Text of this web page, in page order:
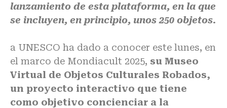
lanzamiento de esta plataforma, en la que
se incluyen, en principio, unos 250 objetos.
a UNESCO ha dado a conocer este lunes, en
el marco de Mondiacult 2025, su Museo
Virtual de Objetos Culturales Robados,
un proyecto interactivo que tiene
como objetivo concienciar a la